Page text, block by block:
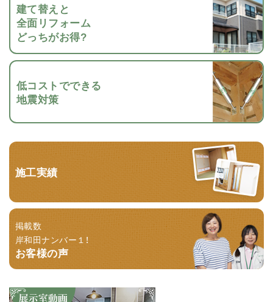
建て替えと
全面リフォーム
どっちがお得?
低コストでできる
地震対策
施工実績
掲載数
岸和田ナンバー１！
お客様の声